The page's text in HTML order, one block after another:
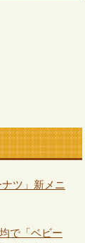
ツ」新メニ
で「ベビー